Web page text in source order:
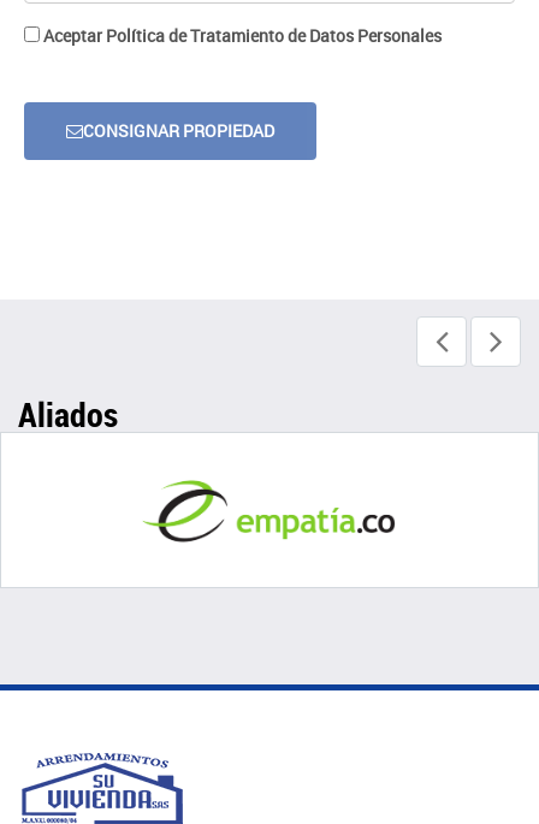
Aceptar Política de Tratamiento de Datos Personales
CONSIGNAR PROPIEDAD
Aliados